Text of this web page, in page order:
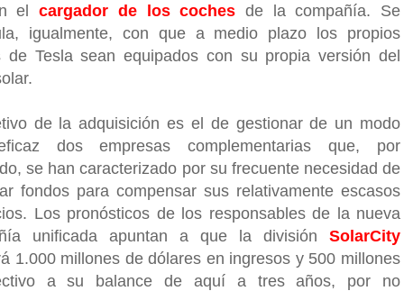
elcargador de los coches de la compañía. Se
igualmente, con que a medio plazo los propios
de Tesla sean equipados con su propia versión del
de la adquisición es el de gestionar de un modo
dos empresas complementarias que, por
se han caracterizado por su frecuente necesidad de
fondos para compensar sus relativamente escasos
Los pronósticos de los responsables de la nueva
unificada apuntan a que la división SolarCity
1.000 millones de dólares en ingresos y 500 millones
a su balance de aquí a tres años, por no